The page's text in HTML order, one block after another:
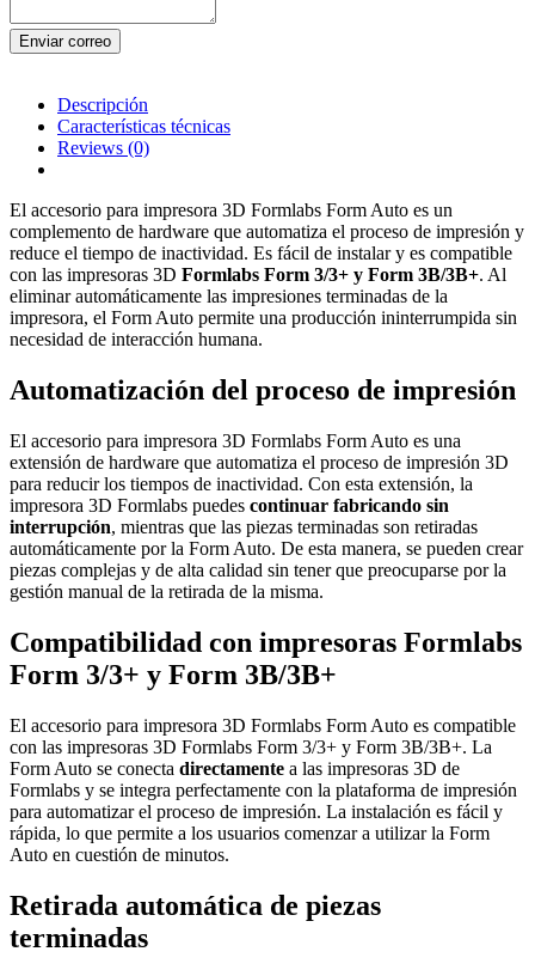
Enviar correo
Descripción
Características técnicas
Reviews (0)
El accesorio para impresora 3D Formlabs Form Auto es un
complemento de hardware que automatiza el proceso de impresión y
reduce el tiempo de inactividad. Es fácil de instalar y es compatible
con las impresoras 3D Formlabs Form 3/3+ y Form 3B/3B+. Al
eliminar automáticamente las impresiones terminadas de la
impresora, el Form Auto permite una producción ininterrumpida sin
necesidad de interacción humana.
Automatización del proceso de impresión
El accesorio para impresora 3D Formlabs Form Auto es una
extensión de hardware que automatiza el proceso de impresión 3D
para reducir los tiempos de inactividad. Con esta extensión, la
impresora 3D Formlabs puedes continuar fabricando sin
interrupción, mientras que las piezas terminadas son retiradas
automáticamente por la Form Auto. De esta manera, se pueden crear
piezas complejas y de alta calidad sin tener que preocuparse por la
gestión manual de la retirada de la misma.
Compatibilidad con impresoras Formlabs
Form 3/3+ y Form 3B/3B+
El accesorio para impresora 3D Formlabs Form Auto es compatible
con las impresoras 3D Formlabs Form 3/3+ y Form 3B/3B+. La
Form Auto se conecta directamente a las impresoras 3D de
Formlabs y se integra perfectamente con la plataforma de impresión
para automatizar el proceso de impresión. La instalación es fácil y
rápida, lo que permite a los usuarios comenzar a utilizar la Form
Auto en cuestión de minutos.
Retirada automática de piezas
terminadas